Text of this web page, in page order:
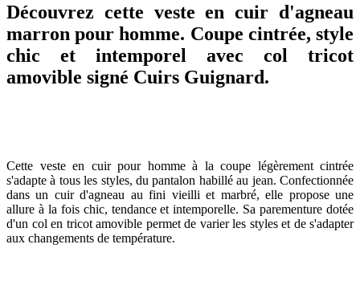
Découvrez cette veste en cuir d'agneau
marron pour homme. Coupe cintrée, style
chic et intemporel avec col tricot
amovible signé Cuirs Guignard.
Cette veste en cuir pour homme à la coupe légèrement cintrée
s'adapte à tous les styles, du pantalon habillé au jean. Confectionnée
dans un cuir d'agneau au fini vieilli et marbré, elle propose une
allure à la fois chic, tendance et intemporelle. Sa parementure dotée
d'un col en tricot amovible permet de varier les styles et de s'adapter
aux changements de température.